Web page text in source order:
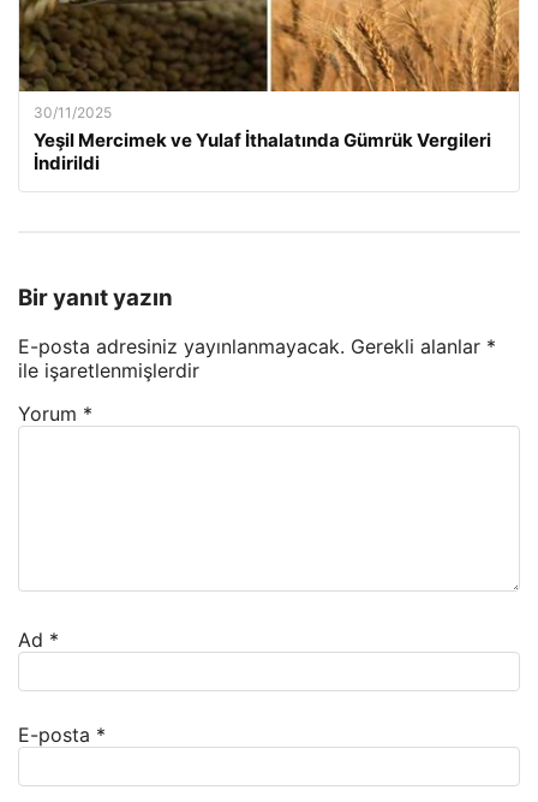
30/11/2025
Yeşil Mercimek ve Yulaf İthalatında Gümrük Vergileri
İndirildi
Bir yanıt yazın
E-posta adresiniz yayınlanmayacak. Gerekli alanlar *
ile işaretlenmişlerdir
Yorum *
Ad *
E-posta *